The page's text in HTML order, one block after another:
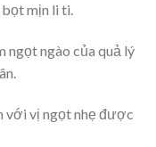
bọt mịn li ti.
ngọt ngào của quả lý
với vị ngọt nhẹ được